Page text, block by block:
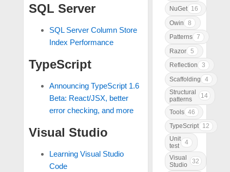
SQL Server
SQL Server Column Store
Index Performance
TypeScript
Announcing TypeScript 1.6
Beta: React/JSX, better
error checking, and more
Visual Studio
Learning Visual Studio
Code
NuGet 16
Owin
8
Patterns 7
Razor 5
Reflection
3
Scaffolding
4
Structural
patterns
14
Tools 46
TypeScript 12
Unit
test
4
Visual
Studio
32